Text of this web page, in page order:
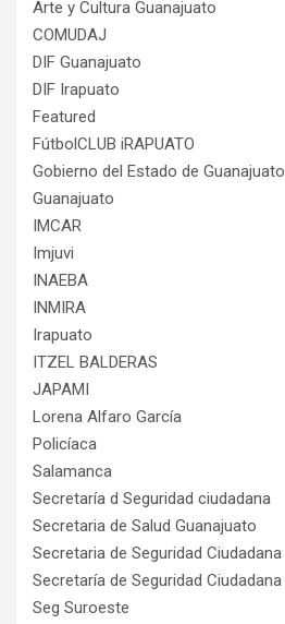
Arte y Cultura Guanajuato
COMUDAJ
DIF Guanajuato
DIF Irapuato
Featured
FútbolCLUB iRAPUATO
Gobierno del Estado de Guanajuato
Guanajuato
IMCAR
Imjuvi
INAEBA
INMIRA
Irapuato
ITZEL BALDERAS
JAPAMI
Lorena Alfaro García
Policíaca
Salamanca
Secretaría d Seguridad ciudadana
Secretaria de Salud Guanajuato
Secretaria de Seguridad Ciudadana
Secretaría de Seguridad Ciudadana
Seg Suroeste